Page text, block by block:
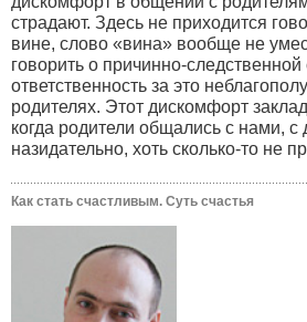
страдают. Здесь не приходится
вине, слово «вина» вообще не
говорить о причинно-следственной
ответственность за это
родителях. Этот дискомфорт
когда родители общались с нами, с
назидательно, хоть сколько-то не
Как стать счастливым. Суть счастья